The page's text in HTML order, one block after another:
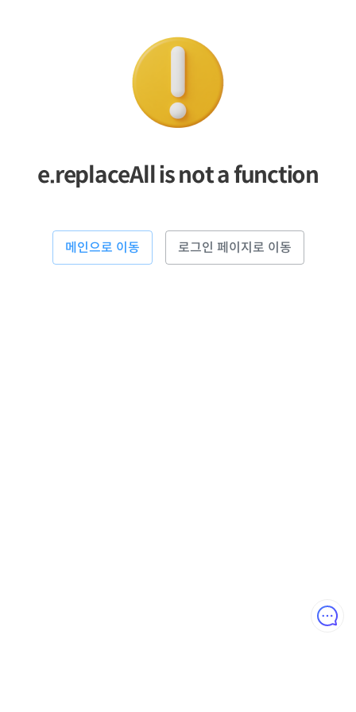
e.replaceAll is not a function
메인으로 이동 로그인 페이지로 이동